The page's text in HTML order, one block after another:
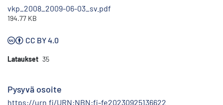
vkp_2008_2009-06-03_sv.pdf
194.77 KB
CC BY 4.0
Lataukset 35
Pysyvä osoite
https://urn.fi/URN:NBN:fi-fe20230925136622